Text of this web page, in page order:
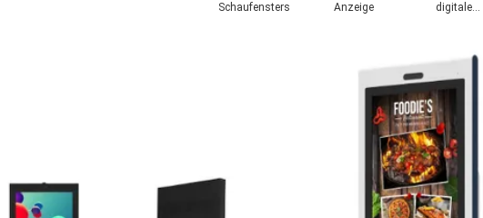
Anzeige
Tabelle
Filmbildschirm